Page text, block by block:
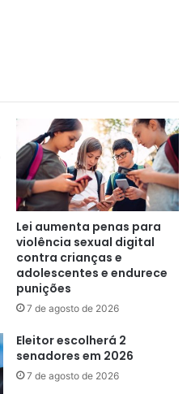
Lei aumenta penas para
violência sexual digital
contra crianças e
adolescentes e endurece
punições
7 de agosto de 2026
Eleitor escolherá 2
senadores em 2026
7 de agosto de 2026